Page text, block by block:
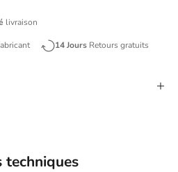
livraison
14 Jours Retours gratuits
techniques